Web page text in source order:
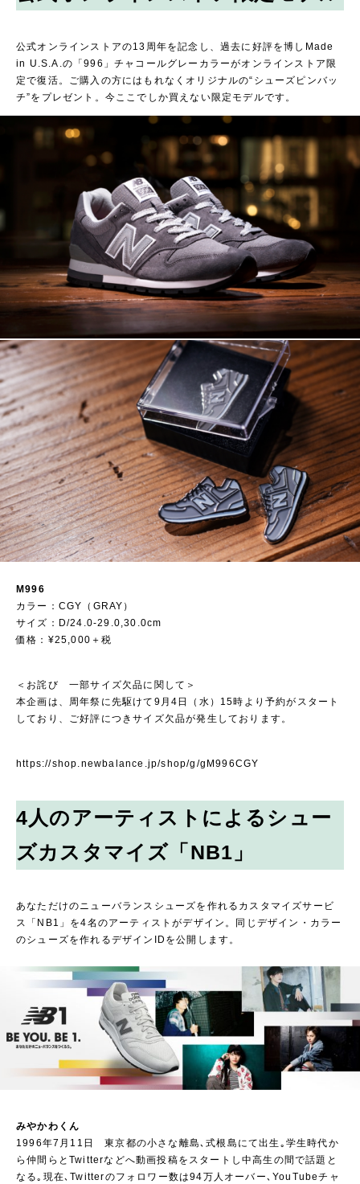
公式オンラインストアの13周年を記念し、過去に好評を博しMade
in U.S.A.の「996」チャコールグレーカラーがオンラインストア限
定で復活。ご購入の方にはもれなくオリジナルの“シューズピンバッ
チ”をプレゼント。今ここでしか買えない限定モデルです。
M996
カラー：CGY（GRAY）
サイズ：D/24.0-29.0,30.0cm
価格：¥25,000＋税
＜お詫び 一部サイズ欠品に関して＞
本企画は、周年祭に先駆けて9月4日（水）15時より予約がスタート
しており、ご好評につきサイズ欠品が発生しております。
https://shop.newbalance.jp/shop/g/gM996CGY
4人のアーティストによるシュー
ズカスタマイズ「NB1」
あなただけのニューバランスシューズを作れるカスタマイズサービ
ス「NB1」を4名のアーティストがデザイン。同じデザイン・カラー
のシューズを作れるデザインIDを公開します。
みやかわくん
1996年7月11日 東京都の小さな離島､式根島にて出生｡学生時代か
ら仲間らとTwitterなどへ動画投稿をスタートし中高生の間で話題と
なる｡現在､Twitterのフォロワー数は94万人オーバー､YouTubeチャ